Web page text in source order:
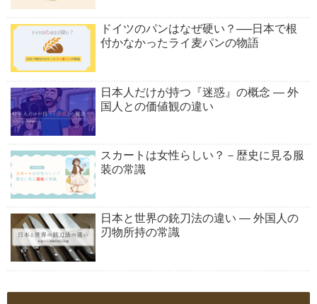
ドイツのパンはなぜ硬い？──日本で根
付かなかったライ麦パンの物語
日本人だけが持つ『迷惑』の概念 ― 外
国人との価値観の違い
スカートは女性らしい？－歴史に見る服
装の常識
日本と世界の銃刀法の違い ― 外国人の
刃物所持の常識